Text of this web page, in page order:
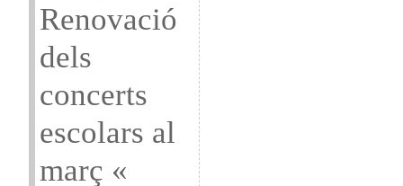
Renovació
dels
concerts
escolars al
març «